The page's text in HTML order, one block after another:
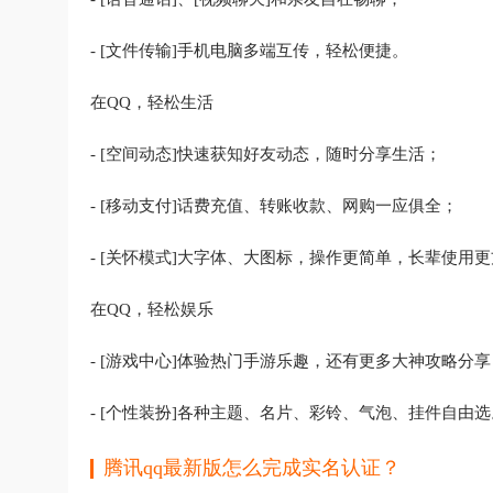
- [文件传输]手机电脑多端互传，轻松便捷。
在QQ，轻松生活
- [空间动态]快速获知好友动态，随时分享生活；
- [移动支付]话费充值、转账收款、网购一应俱全；
- [关怀模式]大字体、大图标，操作更简单，长辈使用更
在QQ，轻松娱乐
- [游戏中心]体验热门手游乐趣，还有更多大神攻略分享
- [个性装扮]各种主题、名片、彩铃、气泡、挂件自由选
腾讯qq最新版怎么完成实名认证？